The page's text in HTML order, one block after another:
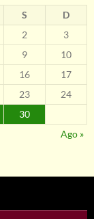
S
D
2
3
9
10
16
17
23
24
30
Ago »